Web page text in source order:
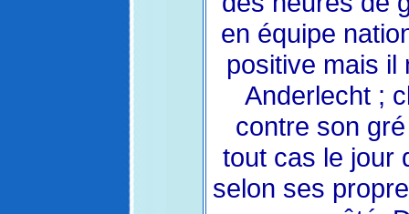
en équipe
positive mais il
Anderlecht ;
contre son
tout cas le jour
selon ses